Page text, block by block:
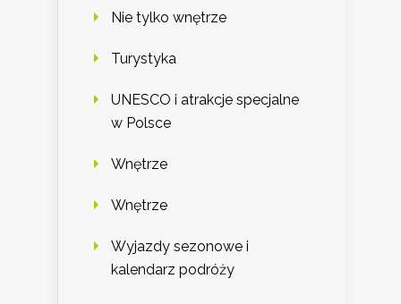
Nie tylko wnętrze
Turystyka
UNESCO i atrakcje specjalne
w Polsce
Wnętrze
Wnętrze
Wyjazdy sezonowe i
kalendarz podróży